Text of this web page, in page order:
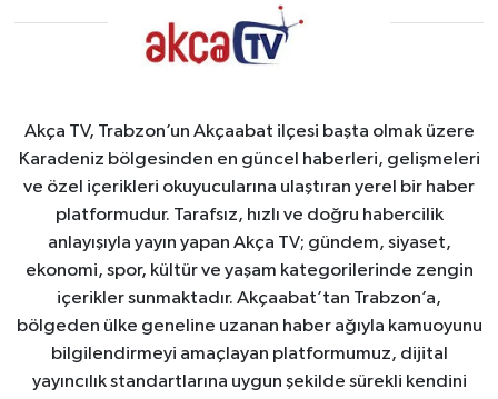
Akça TV, Trabzon’un Akçaabat ilçesi başta olmak üzere
Karadeniz bölgesinden en güncel haberleri, gelişmeleri
ve özel içerikleri okuyucularına ulaştıran yerel bir haber
platformudur. Tarafsız, hızlı ve doğru habercilik
anlayışıyla yayın yapan Akça TV; gündem, siyaset,
ekonomi, spor, kültür ve yaşam kategorilerinde zengin
içerikler sunmaktadır. Akçaabat’tan Trabzon’a,
bölgeden ülke geneline uzanan haber ağıyla kamuoyunu
bilgilendirmeyi amaçlayan platformumuz, dijital
yayıncılık standartlarına uygun şekilde sürekli kendini